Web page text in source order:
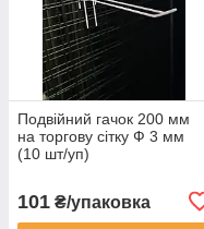
Подвійний гачок 200 мм
на торгову сітку Ф 3 мм
(10 шт/уп)
101 ₴/упаковка